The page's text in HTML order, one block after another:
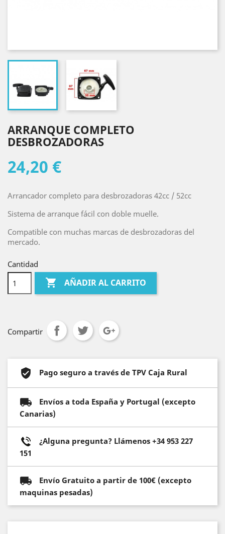
ARRANQUE COMPLETO
DESBROZADORAS
24,20 €
Arrancador completo para desbrozadoras 42cc / 52cc
Sistema de arranque fácil con doble muelle.
Compatible con muchas marcas de desbrozadoras del
mercado.
Cantidad
 AÑADIR AL CARRITO
Compartir
Pago seguro a través de TPV Caja Rural
Envíos a toda España y Portugal (excepto
Canarias)
¿Alguna pregunta? Llámenos +34 953 227
151
Envío Gratuito a partir de 100€ (excepto
maquinas pesadas)